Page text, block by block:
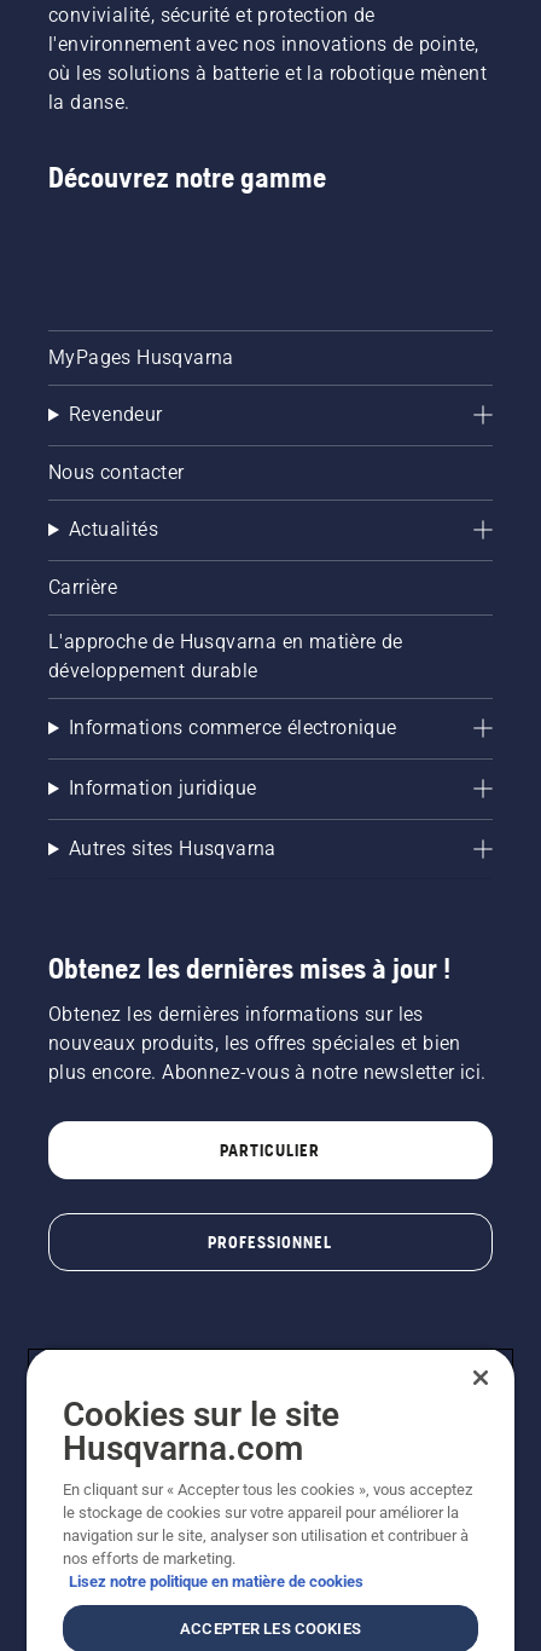
convivialité, sécurité et protection de
l'environnement avec nos innovations de pointe,
où les solutions à batterie et la robotique mènent
la danse.
Découvrez notre gamme
MyPages Husqvarna
Revendeur
Nous contacter
Actualités
Carrière
L'approche de Husqvarna en matière de
développement durable
Informations commerce électronique
Information juridique
Autres sites Husqvarna
Obtenez les dernières mises à jour !
Obtenez les dernières informations sur les
nouveaux produits, les offres spéciales et bien
plus encore. Abonnez-vous à notre newsletter ici.
PARTICULIER
PROFESSIONNEL
© Husqvarna AB (publ). Tous droits réservés. Les prix
indiqués sont à titre indicatif de Husqvarna Schweiz AG
aux revendeurs participants, prix en CHF, TVA 8,1 % et
TAR incluses. Sous réserve de modification. Tous les
prix indiqués sont des prix de vente recommandés (TVA
incluse), sauf si le produit est disponible pour un achat
Cookies sur le site
Husqvarna.com
En cliquant sur « Accepter tous les cookies », vous acceptez
le stockage de cookies sur votre appareil pour améliorer la
navigation sur le site, analyser son utilisation et contribuer à
nos efforts de marketing.
Lisez notre politique en matière de cookies
ACCEPTER LES COOKIES